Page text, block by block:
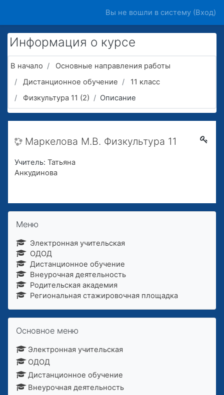
Вы не вошли в систему (Вход)
Информация о курсе
В начало
Основные направления работы
Дистанционное обучение
11 класс
Физкультура 11 (2)
Описание
Маркелова М.В. Физкультура 11
Учитель: Татьяна
Анкудинова
Пропустить Меню
Меню
Электронная учительская
ОДОД
Дистанционное обучение
Внеурочная деятельность
Родительская академия
Региональная стажировочная площадка
Пропустить Основное меню
Основное меню
Электронная учительская
ОДОД
Дистанционное обучение
Внеурочная деятельность